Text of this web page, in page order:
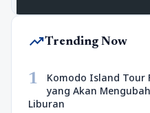
trending_upTrending Now
1
Komodo Island Tour
yang Akan
Liburan